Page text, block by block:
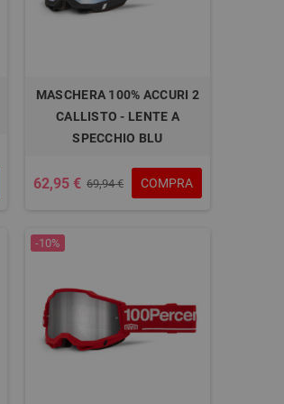
MASCHERA 100% ACCURI 2
CALLISTO - LENTE A
SPECCHIO BLU
62,95 € 69,94 € COMPRA
-10%